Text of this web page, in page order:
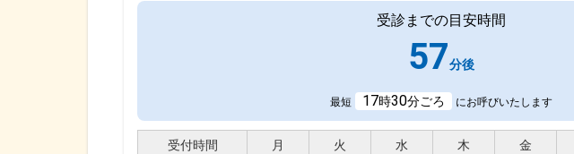
受診までの目安時間
57分後
最短 17時30分ごろ にお呼びいたします
受付時間 月 火 水 木 金